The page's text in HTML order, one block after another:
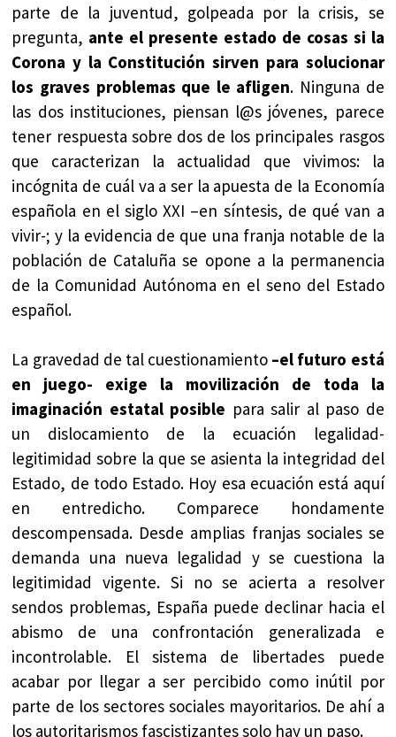
parte de la juventud, golpeada por la crisis, se
pregunta, ante el presente estado de cosas si la
Corona y la Constitución sirven para solucionar
los graves problemas que le afligen. Ninguna de
las dos instituciones, piensan l@s jóvenes, parece
tener respuesta sobre dos de los principales rasgos
que caracterizan la actualidad que vivimos: la
incógnita de cuál va a ser la apuesta de la Economía
española en el siglo XXI –en síntesis, de qué van a
vivir-; y la evidencia de que una franja notable de la
población de Cataluña se opone a la permanencia
de la Comunidad Autónoma en el seno del Estado
español.
La gravedad de tal cuestionamiento –el futuro está
en juego- exige la movilización de toda la
imaginación estatal posible para salir al paso de
un dislocamiento de la ecuación legalidad-
legitimidad sobre la que se asienta la integridad del
Estado, de todo Estado. Hoy esa ecuación está aquí
en entredicho. Comparece hondamente
descompensada. Desde amplias franjas sociales se
demanda una nueva legalidad y se cuestiona la
legitimidad vigente. Si no se acierta a resolver
sendos problemas, España puede declinar hacia el
abismo de una confrontación generalizada e
incontrolable. El sistema de libertades puede
acabar por llegar a ser percibido como inútil por
parte de los sectores sociales mayoritarios. De ahí a
los autoritarismos fascistizantes solo hay un paso.